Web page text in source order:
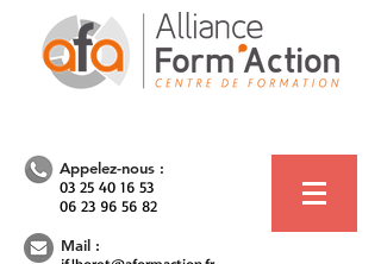
Appelez-nous :
03 25 40 16 53
06 23 96 56 82
Mail :